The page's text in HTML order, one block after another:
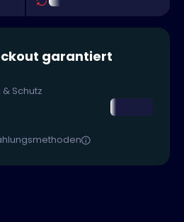
garantiert
Schutz